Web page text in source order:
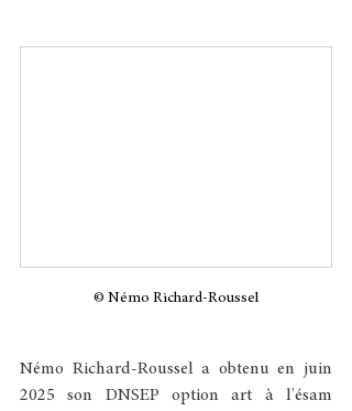
© Némo Richard-Roussel
Némo Richard-Roussel a obtenu en juin
2025 son DNSEP option art à l'ésam